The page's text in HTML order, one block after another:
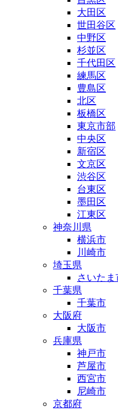
大田区
世田谷区
中野区
杉並区
千代田区
練馬区
豊島区
北区
板橋区
東京市部
中央区
新宿区
文京区
渋谷区
台東区
墨田区
江東区
神奈川県
横浜市
川崎市
埼玉県
さいたま
千葉県
千葉市
大阪府
大阪市
兵庫県
神戸市
芦屋市
西宮市
尼崎市
京都府